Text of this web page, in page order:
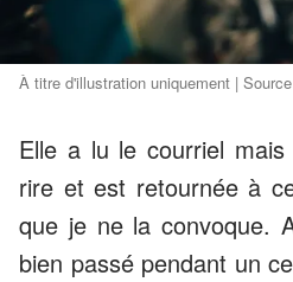
À titre d'illustration uniquement |
Elle a lu le courriel
rire et est retournée à
que je ne la convoque.
bien passé pendant un